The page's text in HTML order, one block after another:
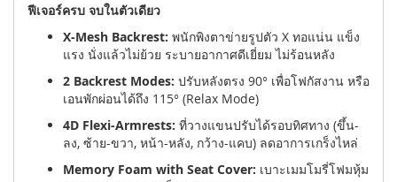
ฟีเจอร์ครบ จบในตัวเดียว
X-Mesh Backrest: พนักพิงตาข่ายรูปตัว X ทอแน่น แข็ง
แรง นั่งแล้วไม่ย้วย ระบายอากาศดีเยี่ยม ไม่ร้อนหลัง
2 Backrest Modes: ปรับหลังตรง 90° เพื่อโฟกัสงาน หรือ
เอนพักผ่อนได้ถึง 115° (Relax Mode)
4D Flexi-Armrests: ที่วางแขนปรับได้รอบทิศทาง (ขึ้น-
ลง, ซ้าย-ขวา, หน้า-หลัง, กว้าง-แคบ) ลดอาการเกร็งไหล่
Memory Foam with Seat Cover: เบาะเมมโมรี่โฟมหุ้ม